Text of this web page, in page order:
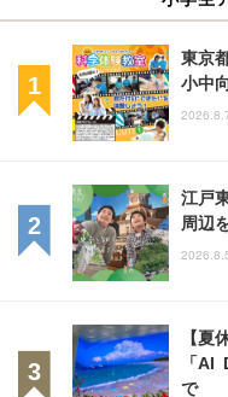
東京
小中
江戸
周辺
【夏
「AI
で